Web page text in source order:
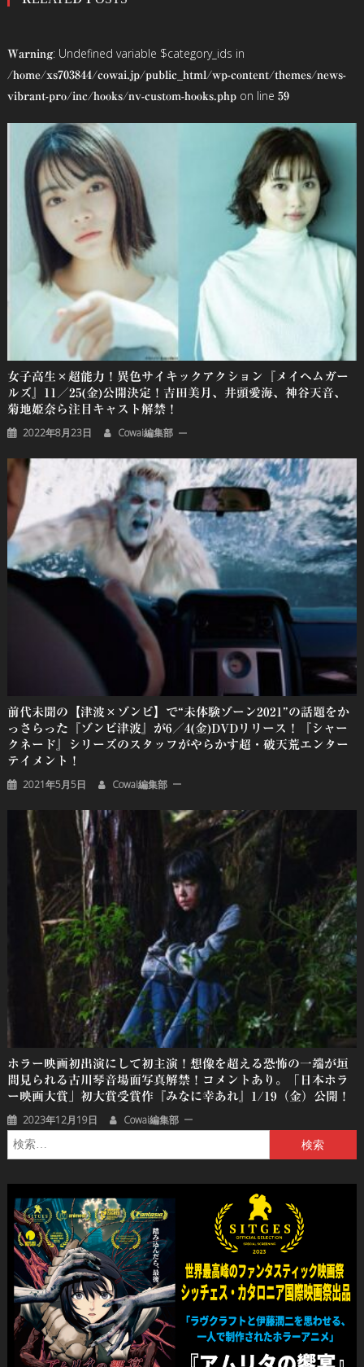
ナ
ゲ
ー
ョ
ン
Warning: Undefined variable $category_ids in
/home/xs703844/cowai.jp/public_html/wp-content/themes/news-
vibrant-pro/inc/hooks/nv-custom-hooks.phpon line 59
女子高生×超能力！異色サイキックアクション『メイヘムガー
ルズ』11／25(金)公開決定！吉田美月、井頭愛海、神谷天音、
菊地姫奈ら注目キャスト解禁！
2022年8月23日 Cowai編集部
前代未聞の【津波×ゾンビ】で“未体験ゾーン2021”の話題をか
っさらった『ゾンビ津波』が6／4(金)DVDリリース！『シャー
クネード』シリーズのスタッフがやらかす超・破天荒エンター
テイメント！
2021年5月5日 Cowai編集部
ホラー映画初出演にして初主演！想像を超える恐怖の一端が垣
間見られる古川琴音場面写真解禁！コメントあり。「日本ホラ
ー映画大賞」初大賞受賞作『みなに幸あれ』1/19（金）公開！
2023年12月19日 Cowai編集部
索: